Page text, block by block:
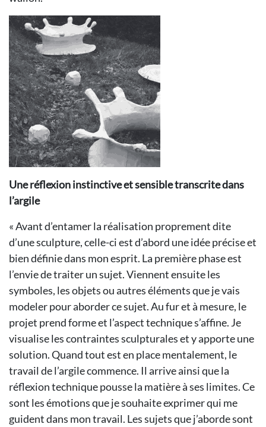
Une réflexion instinctive et sensible transcrite dans
l’argile
« Avant d’entamer la réalisation proprement dite
d’une sculpture, celle-ci est d’abord une idée précise et
bien définie dans mon esprit. La première phase est
l’envie de traiter un sujet. Viennent ensuite les
symboles, les objets ou autres éléments que je vais
modeler pour aborder ce sujet. Au fur et à mesure, le
projet prend forme et l’aspect technique s’affine. Je
visualise les contraintes sculpturales et y apporte une
solution. Quand tout est en place mentalement, le
travail de l’argile commence. Il arrive ainsi que la
réflexion technique pousse la matière à ses limites. Ce
sont les émotions que je souhaite exprimer qui me
guident dans mon travail. Les sujets que j’aborde sont